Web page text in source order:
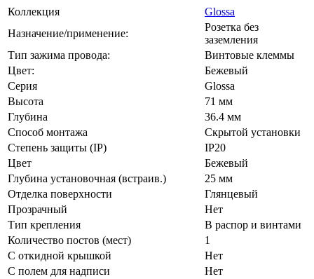
Коллекция
Glossa
Назначение/применение:
Розетка без
заземления
Тип зажима провода:
Винтовые клеммы
Цвет:
Бежевый
Серия
Glossa
Высота
71 мм
Глубина
36.4 мм
Способ монтажа
Скрытой установки
Степень защиты (IP)
IP20
Цвет
Бежевый
Глубина установочная (встраив.)
25 мм
Отделка поверхности
Глянцевый
Прозрачный
Нет
Тип крепления
В распор и винтами
Количество постов (мест)
1
С откидной крышкой
Нет
С полем для надписи
Нет